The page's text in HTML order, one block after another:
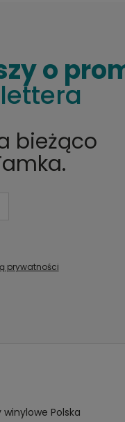
o
bieżąco
prywatności
winylowe Polska